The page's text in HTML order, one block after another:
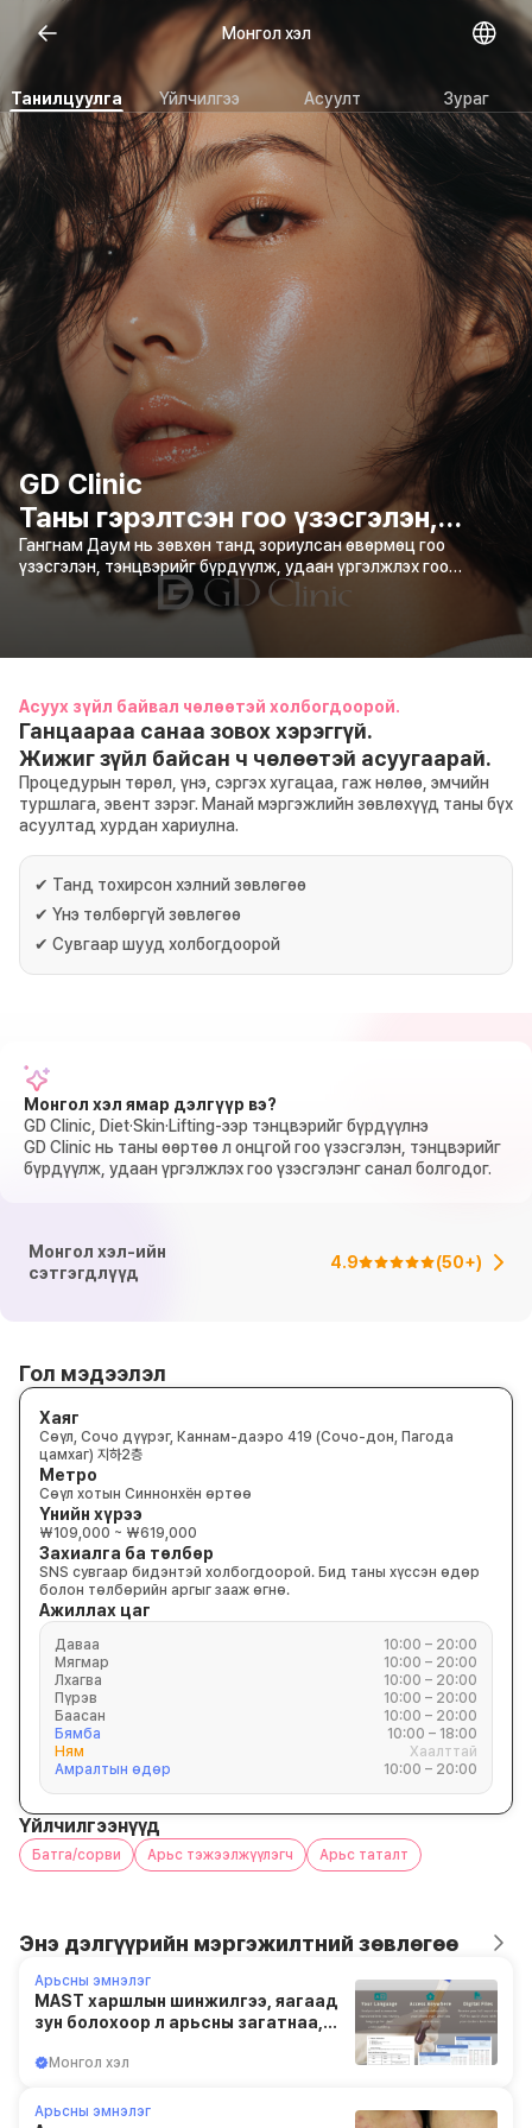
Монгол хэл
Танилцуулга Үйлчилгээ Асуулт Зураг
Open representative images
GD Clinic
Таны гэрэлтсэн гоо үзэсгэлэн,
өөртөө итгэх итгэлийн төгс
тэнцвэрийг бүтээнэ
Гангнам Даум нь зөвхөн танд зориулсан өвөрмөц гоо
үзэсгэлэн, тэнцвэрийг бүрдүүлж, удаан үргэлжлэх гоо
сайхныг санал болгоно.
Асуух зүйл байвал чөлөөтэй холбогдоорой.
Ганцаараа санаа зовох хэрэггүй.
Жижиг зүйл байсан ч чөлөөтэй асуугаарай.
Процедурын төрөл, үнэ, сэргэх хугацаа, гаж нөлөө, эмчийн
туршлага, эвент зэрэг. Манай мэргэжлийн зөвлөхүүд таны бүх
асуултад хурдан хариулна.
✔ Танд тохирсон хэлний зөвлөгөө
✔ Үнэ төлбөргүй зөвлөгөө
✔ Сувгаар шууд холбогдоорой
Монгол хэл ямар дэлгүүр вэ?
GD Clinic, Diet·Skin·Lifting-ээр тэнцвэрийг бүрдүүлнэ
GD Clinic нь таны өөртөө л онцгой гоо үзэсгэлэн, тэнцвэрийг
бүрдүүлж, удаан үргэлжлэх гоо үзэсгэлэнг санал болгодог.
Монгол хэл-ийн
сэтгэгдлүүд
4.9 (50+)
Гол мэдээлэл
Хаяг
Сөүл, Сочо дүүрэг, Каннам-даэро 419 (Сочо-дон, Пагода
цамхаг) 지하2층
Метро
Сөүл хотын Синнонхён өртөө
Үнийн хүрээ
₩109,000 ~ ₩619,000
Захиалга ба төлбөр
SNS сувгаар бидэнтэй холбогдоорой. Бид таны хүссэн өдөр
болон төлбөрийн аргыг зааж өгнө.
Ажиллах цаг
Даваа
10:00 – 20:00
Мягмар
10:00 – 20:00
Лхагва
10:00 – 20:00
Пүрэв
10:00 – 20:00
Баасан
10:00 – 20:00
Бямба
10:00 – 18:00
Ням
Хаалттай
Амралтын өдөр
10:00 – 20:00
Үйлчилгээнүүд
Батга/сорви Арьс тэжээлжүүлэгч Арьс таталт
Энэ дэлгүүрийн мэргэжилтний зөвлөгөө
Арьсны эмнэлэг
MAST харшлын шинжилгээ, яагаад
зун болохоор л арьсны загатнаа,
Монгол хэл
Арьсны эмнэлэг